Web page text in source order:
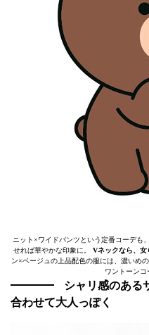
ニット×ワイドパンツという定番コーデも
せれば華やかな印象に。 Vネックなら、女
ン×ベージュの上品配色の服には、濃いめ
ワントーンコ
シャリ感のある
合わせて大人っぽく